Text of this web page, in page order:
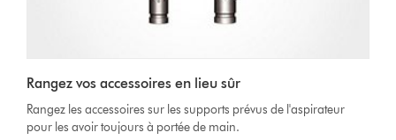
Rangez vos accessoires en lieu sûr
Rangez les accessoires sur les supports prévus de l'aspirateur
pour les avoir toujours à portée de main.